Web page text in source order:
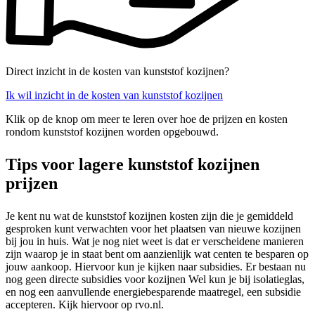
Direct inzicht in de kosten van kunststof kozijnen?
Ik wil inzicht in de kosten van kunststof kozijnen
Klik op de knop om meer te leren over hoe de prijzen en kosten
rondom kunststof kozijnen worden opgebouwd.
Tips voor lagere kunststof kozijnen
prijzen
Je kent nu wat de kunststof kozijnen kosten zijn die je gemiddeld
gesproken kunt verwachten voor het plaatsen van nieuwe kozijnen
bij jou in huis. Wat je nog niet weet is dat er verscheidene manieren
zijn waarop je in staat bent om aanzienlijk wat centen te besparen op
jouw aankoop. Hiervoor kun je kijken naar subsidies. Er bestaan nu
nog geen directe subsidies voor kozijnen Wel kun je bij isolatieglas,
en nog een aanvullende energiebesparende maatregel, een subsidie
accepteren. Kijk hiervoor op rvo.nl.